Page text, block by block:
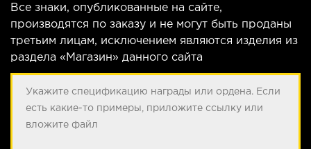
Все знаки, опубликованные на сайте,
производятся по заказу и не могут быть проданы
третьим лицам, исключением являются изделия из
раздела «Магазин» данного сайта